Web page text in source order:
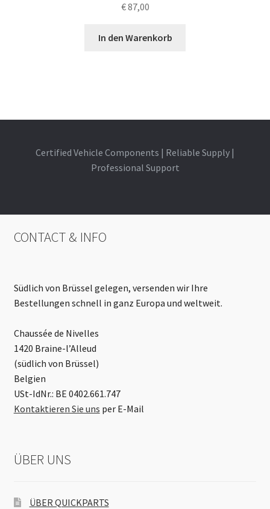
€87,00
In den Warenkorb
Certified Vehicle Components | Reliable Supply |
Professional Support
CONTACT & INFO
Südlich von Brüssel gelegen, versenden wir Ihre
Bestellungen schnell in ganz Europa und weltweit.
Chaussée de Nivelles
1420 Braine-l’Alleud
(südlich von Brüssel)
Belgien
USt-IdNr.: BE 0402.661.747
Kontaktieren Sie uns per E-Mail
ÜBER UNS
ÜBER QUICKPARTS